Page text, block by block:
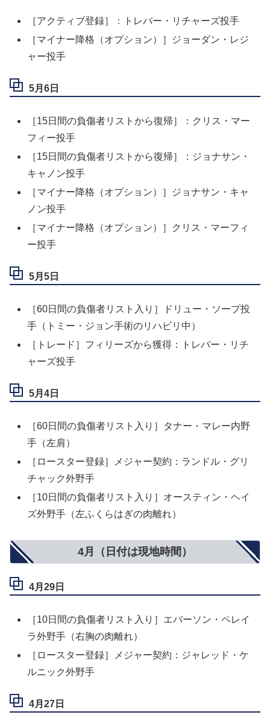
［アクティブ登録］：トレバー・リチャーズ投手
［マイナー降格（オプション）］ジョーダン・レジ
ャー投手
5月6日
［15日間の負傷者リストから復帰］：クリス・マー
フィー投手
［15日間の負傷者リストから復帰］：ジョナサン・
キャノン投手
［マイナー降格（オプション）］ジョナサン・キャ
ノン投手
［マイナー降格（オプション）］クリス・マーフィ
ー投手
5月5日
［60日間の負傷者リスト入り］ドリュー・ソープ投
手（トミー・ジョン手術のリハビリ中）
［トレード］フィリーズから獲得：トレバー・リチ
ャーズ投手
5月4日
［60日間の負傷者リスト入り］タナー・マレー内野
手（左肩）
［ロースター登録］メジャー契約：ランドル・グリ
チャック外野手
［10日間の負傷者リスト入り］オースティン・ヘイ
ズ外野手（左ふくらはぎの肉離れ）
4月（日付は現地時間）
4月29日
［10日間の負傷者リスト入り］エバーソン・ペレイ
ラ外野手（右胸の肉離れ）
［ロースター登録］メジャー契約：ジャレッド・ケ
ルニック外野手
4月27日